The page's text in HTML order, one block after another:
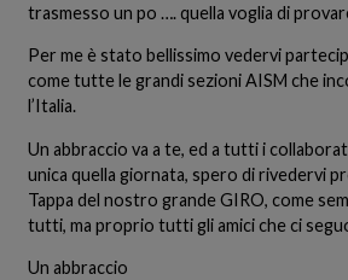
trasmesso un po …. quella voglia di
Per me è stato bellissimo vedervi
come tutte le grandi sezioni AISM che
l’Italia.
Un abbraccio va a te, ed a tutti i
unica quella giornata, spero di rivedervi
Tappa del nostro grande GIRO, come
tutti, ma proprio tutti gli amici che ci
Un abbraccio